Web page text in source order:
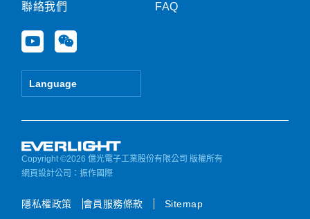
聯絡我們
Y
o
u
e
W
e
i
Language
FAQ
Copyright ©2026 億光電子工業股份有限公司 版權所有
網頁設計公司 ：振作國際
隱私權政策 會員服務條款 Sitemap